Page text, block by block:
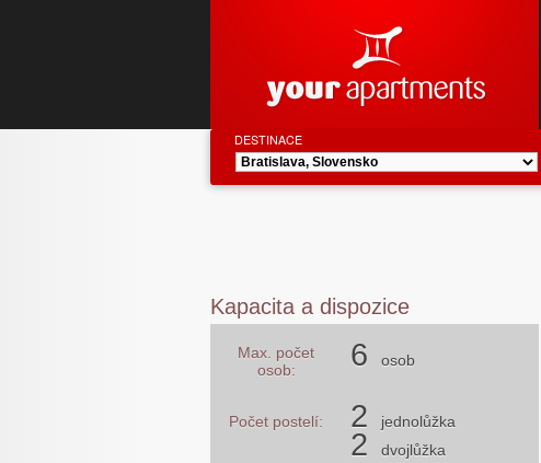
DESTINACE
Kapacita a dispozice
Max. počet
osob:
6 osob
Počet postelí: 2 jednolůžka
2 dvojlůžka